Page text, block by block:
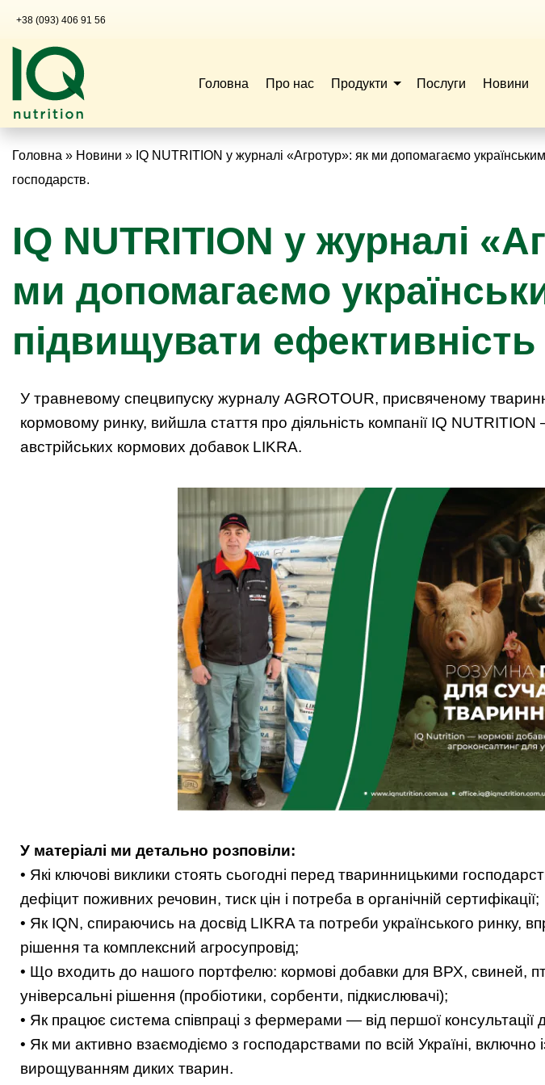
+38 (093) 406 91 56
Головна Про нас Продукти Послуги Новини
Головна » Новини » IQ NUTRITION у журналі «Агротур»: як ми допомагаємо
господарств.
IQ NUTRITION у журналі
ми допомагаємо
підвищувати
У травневому спецвипуску журналу AGROTOUR, присвяченому
кормовому ринку, вийшла стаття про діяльність компанії IQ
австрійських кормових добавок LIKRA.
У матеріалі ми детально розповіли:
• Які ключові виклики стоять сьогодні перед тваринницькими
дефіцит поживних речовин, тиск цін і потреба в органічній сертифікації;
• Як IQN, спираючись на досвід LIKRA та потреби українського ринку,
рішення та комплексний агросупровід;
• Що входить до нашого портфелю: кормові добавки для ВРХ, свиней,
універсальні рішення (пробіотики, сорбенти, підкислювачі);
• Як працює система співпраці з фермерами — від першої консультації
• Як ми активно взаємодіємо з господарствами по всій Україні,
вирощуванням диких тварин.